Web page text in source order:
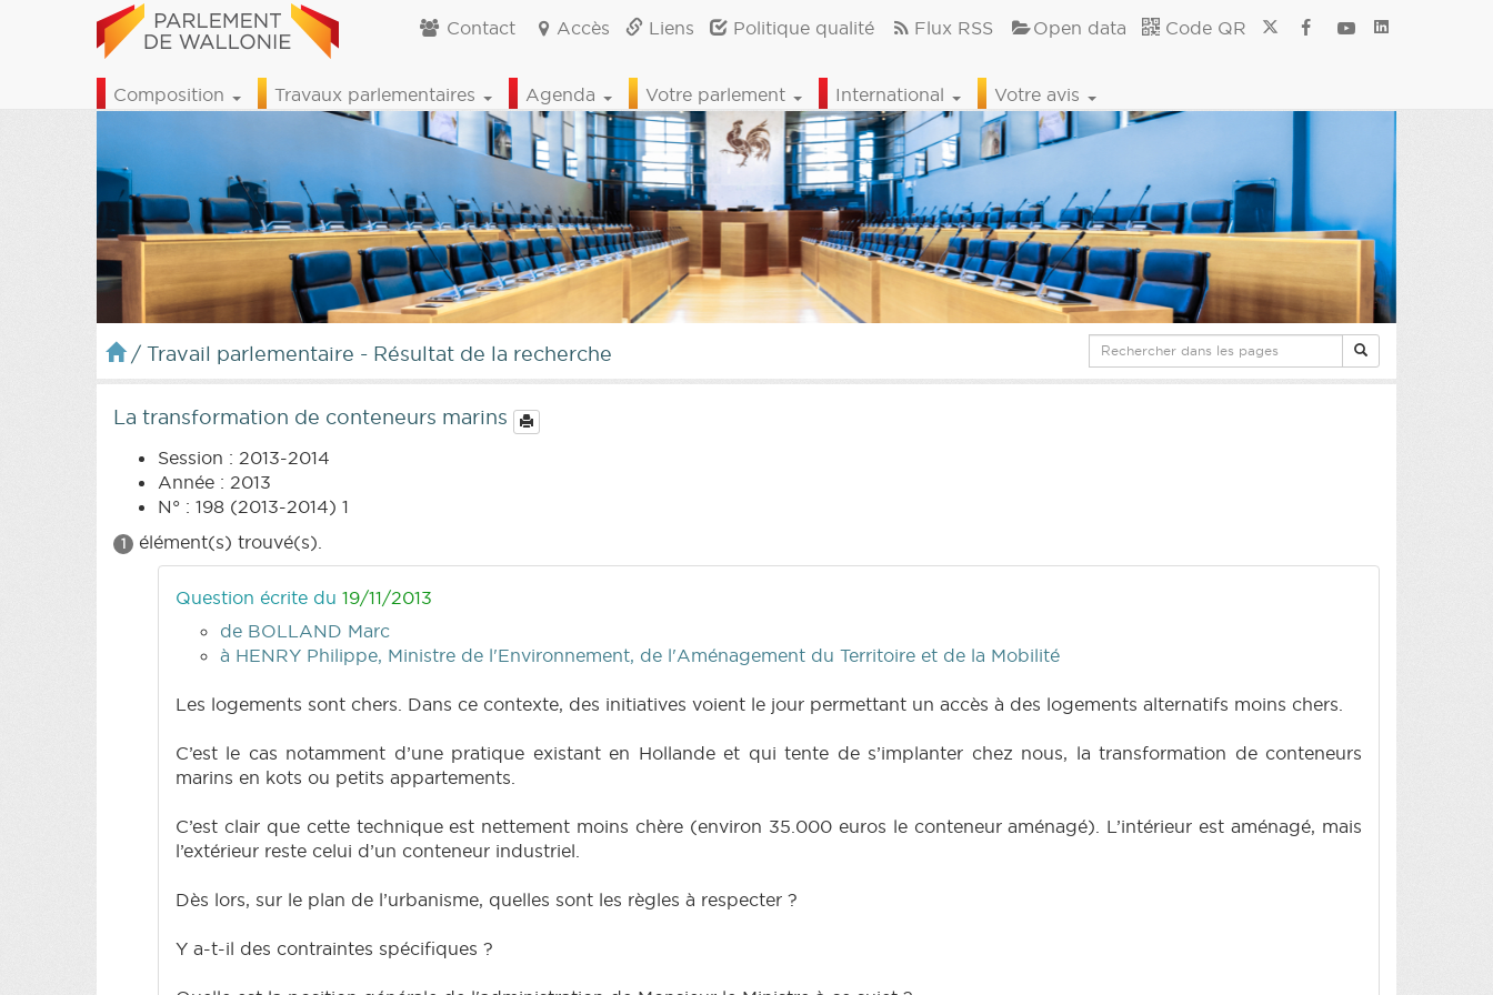
Contact Accès Liens Politique qualité Flux RSS Open data Code QR
Composition Travaux parlementaires Agenda Votre parlement International Votre avis
/ Travail parlementaire - Résultat de la recherche
La transformation de conteneurs marins
Session : 2013-2014
Année : 2013
N° : 198 (2013-2014) 1
1 élément(s) trouvé(s).
Question écrite du 19/11/2013
de BOLLAND Marc
à HENRY Philippe, Ministre de l'Environnement, de l'Aménagement du Territoire et de la Mobilité
Les logements sont chers. Dans ce contexte, des initiatives voient le jour permettant un accès à des logements alternatifs moins chers.
C’est le cas notamment d’une pratique existant en Hollande et qui tente de s’implanter chez nous, la transformation de conteneurs
marins en kots ou petits appartements.
C’est clair que cette technique est nettement moins chère (environ 35.000 euros le conteneur aménagé). L’intérieur est aménagé, mais
l’extérieur reste celui d’un conteneur industriel.
Dès lors, sur le plan de l’urbanisme, quelles sont les règles à respecter ?
Y a-t-il des contraintes spécifiques ?